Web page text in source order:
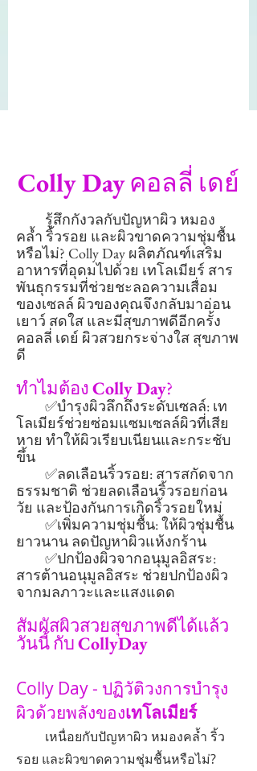
Colly Dayคอลลี่ เดย์
รู้สึกกังวลกับปัญหาผิว หมอง
คล้ำ ริ้วรอย และผิวขาดความชุ่มชื้น
หรือไม่? Colly Day ผลิตภัณฑ์เสริม
อาหารที่อุดมไปด้วย เทโลเมียร์ สาร
พันธุกรรมที่ช่วยชะลอความเสื่อม
ของเซลล์ ผิวของคุณจึงกลับมาอ่อน
เยาว์ สดใส และมีสุขภาพดีอีกครั้ง
คอลลี่ เดย์ ผิวสวยกระจ่างใส สุขภาพ
ดี
ทำไมต้องColly Day?
✅บำรุงผิวลึกถึงระดับเซลล์: เท
โลเมียร์ช่วยซ่อมแซมเซลล์ผิวที่เสีย
หาย ทำให้ผิวเรียบเนียนและกระชับ
ขึ้น
✅ลดเลือนริ้วรอย: สารสกัดจาก
ธรรมชาติ ช่วยลดเลือนริ้วรอยก่อน
วัย และป้องกันการเกิดริ้วรอยใหม่
✅เพิ่มความชุ่มชื้น: ให้ผิวชุ่มชื้น
ยาวนาน ลดปัญหาผิวแห้งกร้าน
✅ปกป้องผิวจากอนุมูลอิสระ:
สารต้านอนุมูลอิสระ ช่วยปกป้องผิว
จากมลภาวะและแสงแดด
สัมผัสผิวสวยสุขภาพดีได้แล้ว
วันนี้ กับCollyDay
Colly Day - ปฏิวัติวงการบำรุง
ผิวด้วยพลังของเทโลเมียร์
เหนื่อยกับปัญหาผิว หมองคล้ำ ริ้ว
รอย และผิวขาดความชุ่มชื้นหรือไม่?